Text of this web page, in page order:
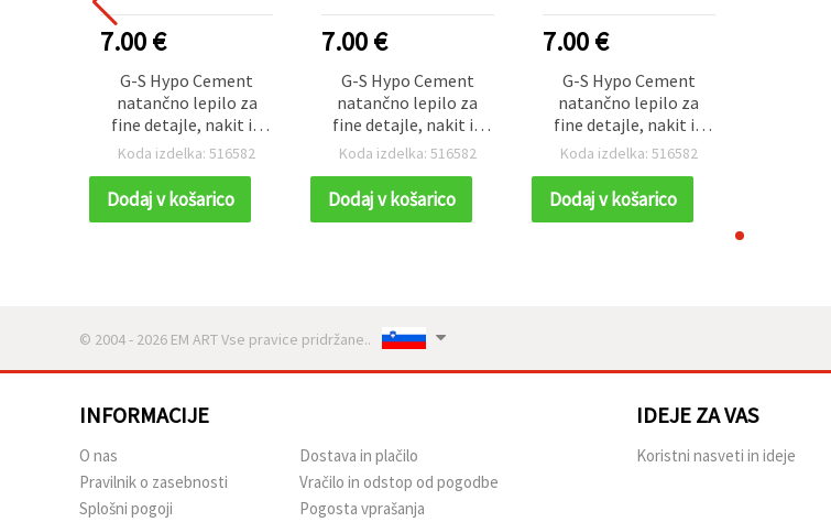
7.00 €
G-S Hypo Cement
natančno lepilo za
fine detajle, nakit in
ročna dela, cevka s
konico - 9 ml
Koda izdelka: 516582
Dodaj v košarico
7.00 €
G-S Hypo Cement
natančno lepilo za
fine detajle, nakit in
ročna dela, cevka s
konico - 9 ml
Koda izdelka: 516582
Dodaj v košarico
7.00 €
G-S Hypo Cement
natančno lepilo za
fine detajle, nakit in
ročna dela, cevka s
konico - 9 ml
Koda izdelka: 516582
Dodaj v košarico
© 2004 - 2026 EM ART Vse pravice pridržane..
INFORMACIJE
O nas
Pravilnik o zasebnosti
Splošni pogoji
Dostava in plačilo
Vračilo in odstop od pogodbe
Pogosta vprašanja
IDEJE ZA VAS
Koristni nasveti in ideje